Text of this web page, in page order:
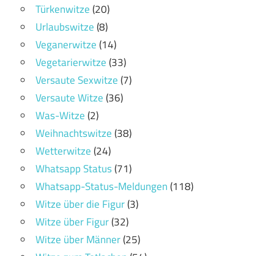
Türkenwitze(20)
Urlaubswitze(8)
Veganerwitze(14)
Vegetarierwitze(33)
Versaute Sexwitze(7)
Versaute Witze(36)
Was-Witze(2)
Weihnachtswitze(38)
Wetterwitze(24)
Whatsapp Status(71)
Whatsapp-Status-Meldungen(118)
Witze über die Figur(3)
Witze über Figur(32)
Witze über Männer(25)